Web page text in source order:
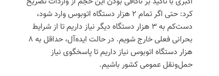
کرد: حتی اگر تمام ۲ هزار دستگاه اتوبوس وارد شود،
دست‌کم به ۳ هزار دستگاه دیگر نیاز داریم تا از شرایط
بحرانی فعلی خارج شویم. در حالت ایده‌آل، حداقل به ۸
هزار دستگاه اتوبوس نیاز داریم تا پاسخگوی نیاز
حمل‌ونقل عمومی کشور باشیم.